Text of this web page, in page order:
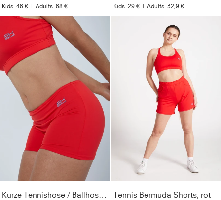
Kids 46 € | Adults 68 € Kids 29 € | Adults 32,9 €
Kurze Tennishose / Ballhose, rot Tennis Bermuda Shorts, rot